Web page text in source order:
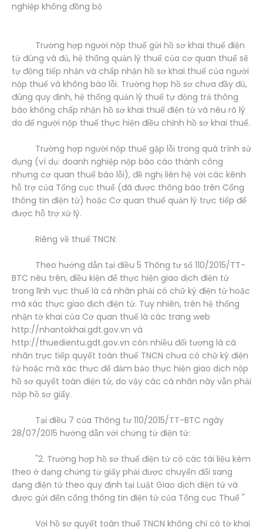
nghiệp không đồng bộ
Trường hợp người nộp thuế gửi hồ sơ khai thuế điện
tử đúng và đủ, hệ thống quản lý thuế của cơ quan thuế sẽ
tự động tiếp nhận và chấp nhận hồ sơ khai thuế của người
nộp thuế và không báo lỗi. Trường hợp hồ sơ chưa đầy đủ,
đúng quy định, hệ thống quản lý thuế tự động trả thông
báo không chấp nhận hồ sơ khai thuế điện tử và nêu rõ lý
do để người nộp thuế thực hiện điều chỉnh hồ sơ khai thuế.
Trường hợp người nộp thuế gặp lỗi trong quá trình sử
dụng (ví dụ: doanh nghiệp nộp báo cáo thành công
nhưng cơ quan thuế báo lỗi), đề nghị liên hệ với các kênh
hỗ trợ của Tổng cục thuế (đã được thông báo trên Cổng
thông tin điện tử) hoặc Cơ quan thuế quản lý trực tiếp để
được hỗ trợ xử lý.
Riêng về thuế TNCN:
Theo hướng dẫn tại điều 5 Thông tư số 110/2015/TT-
BTC nêu trên, điều kiện để thực hiện giao dịch điện tử
trong lĩnh vực thuế là cá nhân phải có chữ ký điện tử hoặc
mã xác thực giao dịch điện tử. Tuy nhiên, trên hệ thống
nhận tờ khai của Cơ quan thuế là các trang web
http://nhantokhai.gdt.gov.vn và
http://thuedientu.gdt.gov.vn còn nhiều đối tượng là cá
nhân trực tiếp quyết toán thuế TNCN chưa có chữ ký điện
tử hoặc mã xác thực để đảm bảo thực hiện giao dịch nộp
hồ sơ quyết toán điện tử, do vậy các cá nhân này vẫn phải
nộp hồ sơ giấy.
Tại điều 7 của Thông tư 110/2015/TT-BTC ngày
28/07/2015 hướng dẫn với chứng từ điện tử:
"2. Trường hợp hồ sơ thuế điện tử có các tài liệu kèm
theo ở dạng chứng từ giấy phải được chuyển đổi sang
dạng điện tử theo quy định tại Luật Giao dịch điện tử và
được gửi đến cổng thông tin điện tử của Tổng cục Thuế "
Với hồ sơ quyết toán thuế TNCN không chỉ có tờ khai